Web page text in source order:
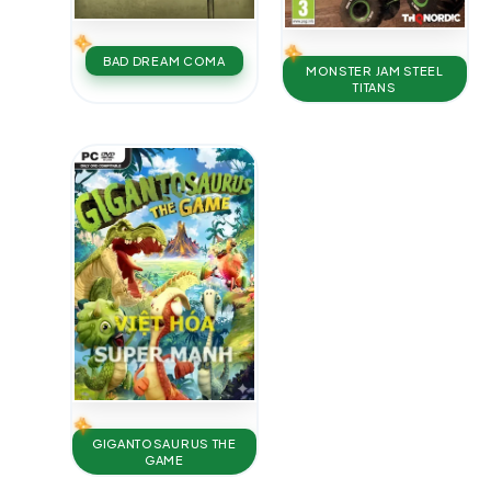
BAD DREAM COMA
MONSTER JAM STEEL
TITANS
GIGANTOSAURUS THE
GAME